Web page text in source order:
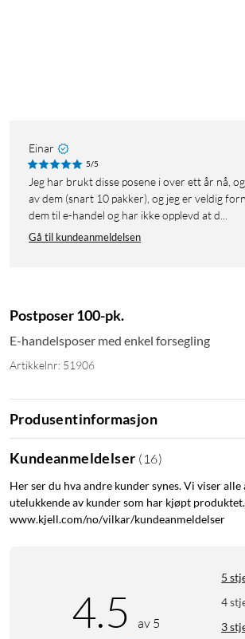
Einar
5/5
Jeg har brukt disse posene i over ett år nå, og har kjøpt en del
av dem (snart 10 pakker), og jeg er veldig
dem til e-handel og har ikke opplevd at d...
Gå til kundeanmeldelsen
Postposer 100-pk.
E-handelsposer med enkel forsegling
Artikkelnr: 51906
Produsentinformasjon
Kundeanmeldelser ( 16)
Her ser du hva andre kunder synes. Vi viser
utelukkende av kunder som har kjøpt
www.kjell.com/no/vilkar/kundeanmeldelser
4.5 av 5
5
4
3